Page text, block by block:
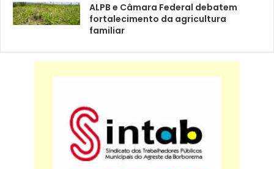
ALPB e Câmara Federal debatem
fortalecimento da agricultura
familiar